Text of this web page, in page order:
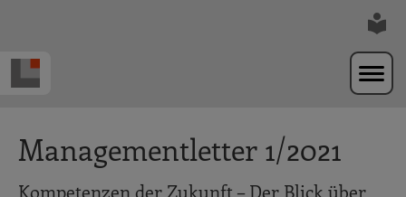
Managementletter 1/2021
Kompetenzen der Zukunft – Der Blick über